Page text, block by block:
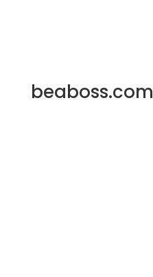
beaboss.com